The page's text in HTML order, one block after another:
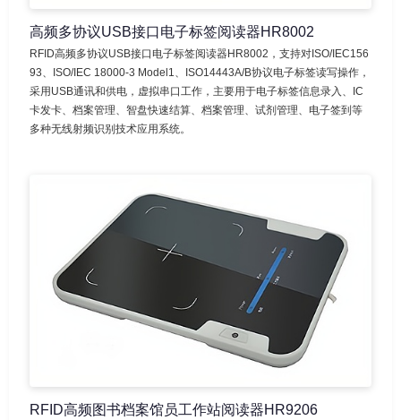
高频多协议USB接口电子标签阅读器HR8002
RFID高频多协议USB接口电子标签阅读器HR8002，支持对ISO/IEC156
93、ISO/IEC 18000-3 Model1、ISO14443A/B协议电子标签读写操作，
采用USB通讯和供电，虚拟串口工作，主要用于电子标签信息录入、IC
卡发卡、档案管理、智盘快速结算、档案管理、试剂管理、电子签到等
多种无线射频识别技术应用系统。
RFID高频图书档案馆员工作站阅读器HR9206